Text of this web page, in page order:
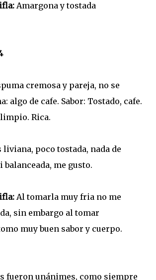
Amargona y tostada
cremosa y pareja, no se
algo de cafe. Sabor: Tostado, cafe.
Rica.
liviana, poco tostada, nada de
balanceada, me gusto.
Al tomarla muy fria no me
sin embargo al tomar
muy buen sabor y cuerpo.
fueron unánimes, como siempre